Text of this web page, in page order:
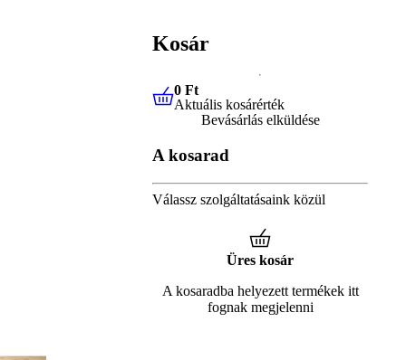
Kosár
0 FtAktuális kosárérték
0 Ft
Aktuális kosárérték
Bevásárlás elküldése
A kosarad
Válassz szolgáltatásaink közül
Üres kosár
A kosaradba helyezett termékek itt
fognak megjelenni